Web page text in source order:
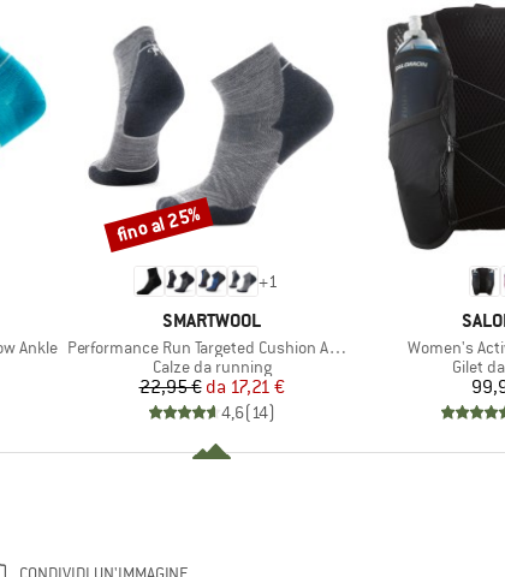
Ankle
+1
MARCHIO
SMARTWOOL
Articolo
Performance Run Targeted Cushion Ankle
Gruppo di prodotti
Calze da running
Prezzo
22,95 € Prezzo ridotto
da 17,21 €
4,6(14)
Sconto
fino al 25%
Articolo
Women's
Gilet